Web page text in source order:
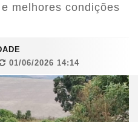
melhores condições
01/06/2026 14:14